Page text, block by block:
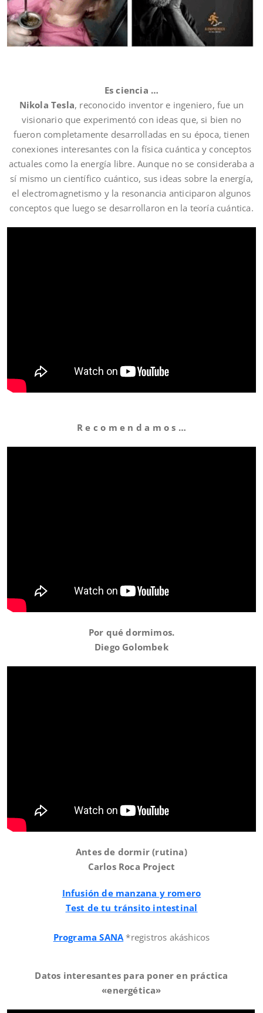
Es ciencia …
Nikola Tesla, reconocido inventor e ingeniero, fue un
visionario que experimentó con ideas que, si bien no
fueron completamente desarrolladas en su época, tienen
conexiones interesantes con la física cuántica y conceptos
actuales como la energía libre. Aunque no se consideraba a
sí mismo un científico cuántico, sus ideas sobre la energía,
el electromagnetismo y la resonancia anticiparon algunos
conceptos que luego se desarrollaron en la teoría cuántica.
R e c o m e n d a m o s …
Por qué dormimos.
Diego Golombek
Antes de dormir (rutina)
Carlos Roca Project
Infusión de manzana y romero
Test de tu tránsito intestinal
Programa SANA*registros akáshicos
Datos interesantes para poner en práctica
«energética»